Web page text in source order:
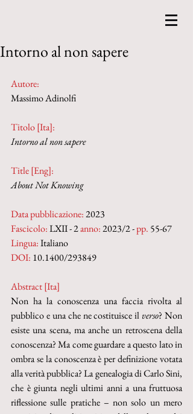
Intorno al non sapere
Autore:
Massimo Adinolfi
Titolo [Ita]:
Intorno al non sapere
Title [Eng]:
About Not Knowing
Data pubblicazione: 2023
Fascicolo: LXII - 2 anno: 2023/2 - pp. 55-67
Lingua: Italiano
DOI: 10.1400/293849
Abstract [Ita]
Non ha la conoscenza una faccia rivolta al
pubblico e una che ne costituisce il verso? Non
esiste una scena, ma anche un retroscena della
conoscenza? Ma come guardare a questo lato in
ombra se la conoscenza è per definizione votata
alla verità pubblica? La genealogia di Carlo Sini,
che è giunta negli ultimi anni a una fruttuosa
riflessione sulle pratiche – non solo un mero